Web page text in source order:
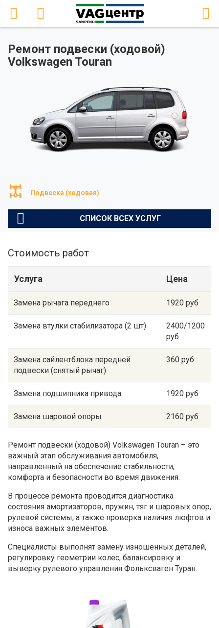
Ремонт подвески (ходовой)
Volkswagen Touran
Подвеска (ходовая)
СПИСОК ВСЕХ УСЛУГ
Стоимость работ
Услуга Цена
Замена рычага переднего 1920 руб
Замена втулки стабилизатора (2 шт)
2400/1200
руб
Замена сайлентблока передней
подвески (снятый рычаг)
360 руб
Замена подшипника привода 1920 руб
Замена шаровой опоры 2160 руб
Ремонт подвески (ходовой) Volkswagen Touran – это
важный этап обслуживания автомобиля,
направленный на обеспечение стабильности,
комфорта и безопасности во время движения.
В процессе ремонта проводится диагностика
состояния амортизаторов, пружин, тяг и шаровых опор,
рулевой системы, а также проверка наличия люфтов и
износа важных элементов.
Специалисты выполнят замену изношенных деталей,
регулировку геометрии колес, балансировку и
выверку рулевого управления Фольксваген Туран.